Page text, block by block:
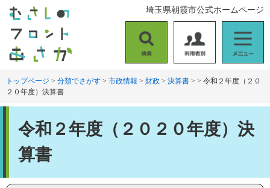
す
。
し
て
索
用
者
ニ
ュ
埼玉県朝霞市公式ホームページ
トップページ > 分類でさがす > 市政情報 > 財政 > 決算書 > > 令和２年度（２０
２０年度）決算書
令和２年度（２０２０年度）決
算書